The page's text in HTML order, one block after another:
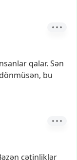
qalar. Sən
dönmüsən, bu
çətinliklər